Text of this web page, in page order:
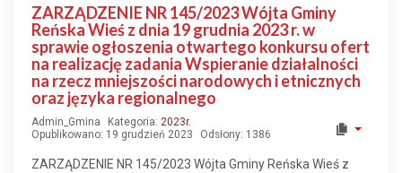
ZARZĄDZENIE NR 145/2023 Wójta Gminy
Reńska Wieś z dnia 19 grudnia 2023 r. w
sprawie ogłoszenia otwartego konkursu ofert
na realizację zadania Wspieranie działalności
na rzecz mniejszości narodowych i etnicznych
oraz języka regionalnego
Admin_Gmina Kategoria: 2023r.
Opublikowano: 19 grudzień 2023
Odsłony: 1386
ZARZĄDZENIE NR 145/2023 Wójta Gminy Reńska Wieś z